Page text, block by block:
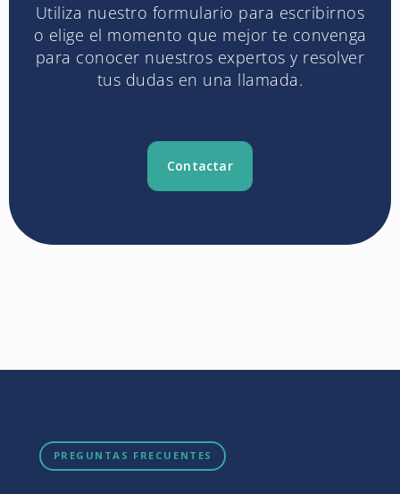
Utiliza nuestro formulario para escribirnos
o elige el momento que mejor te convenga
para conocer nuestros expertos y resolver
tus dudas en una llamada.
Contactar
PREGUNTAS FRECUENTES